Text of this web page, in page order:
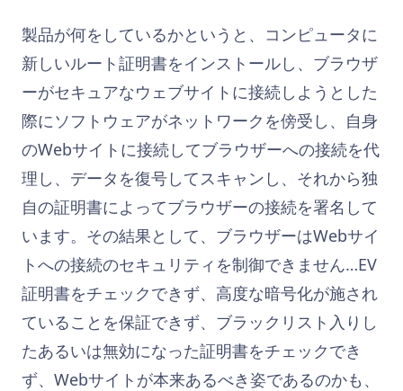
製品が何をしているかというと、コンピュータに
新しいルート証明書をインストールし、ブラウザ
ーがセキュアなウェブサイトに接続しようとした
際にソフトウェアがネットワークを傍受し、自身
のWebサイトに接続してブラウザーへの接続を代
理し、データを復号してスキャンし、それから独
自の証明書によってブラウザーの接続を署名して
います。その結果として、ブラウザーはWebサイ
トへの接続のセキュリティを制御できません…EV
証明書をチェックできず、高度な暗号化が施され
ていることを保証できず、ブラックリスト入りし
たあるいは無効になった証明書をチェックでき
ず、Webサイトが本来あるべき姿であるのかも、